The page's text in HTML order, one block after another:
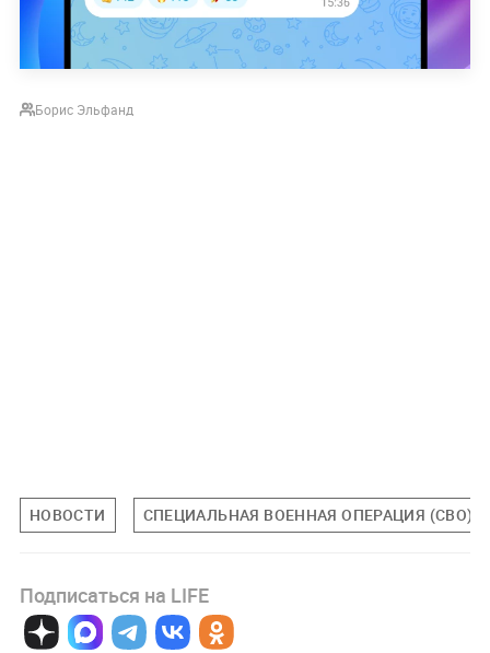
Борис Эльфанд
НОВОСТИ СПЕЦИАЛЬНАЯ ВОЕННАЯ ОПЕРАЦИЯ (СВО)
Подписаться на LIFE